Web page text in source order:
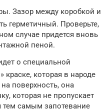
Зазор между коробкой и
герметичный. Проверьте,
случае придется вновь
пеной.
о специальной
краске, которая в народе
поверхность, она
которая не пропускает
тем самым запотевание